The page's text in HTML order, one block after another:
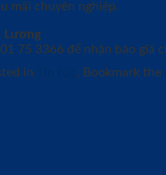
mãi chuyên nghiệp.
Lương
75 3366 để nhận báo
in
. Bookmark the